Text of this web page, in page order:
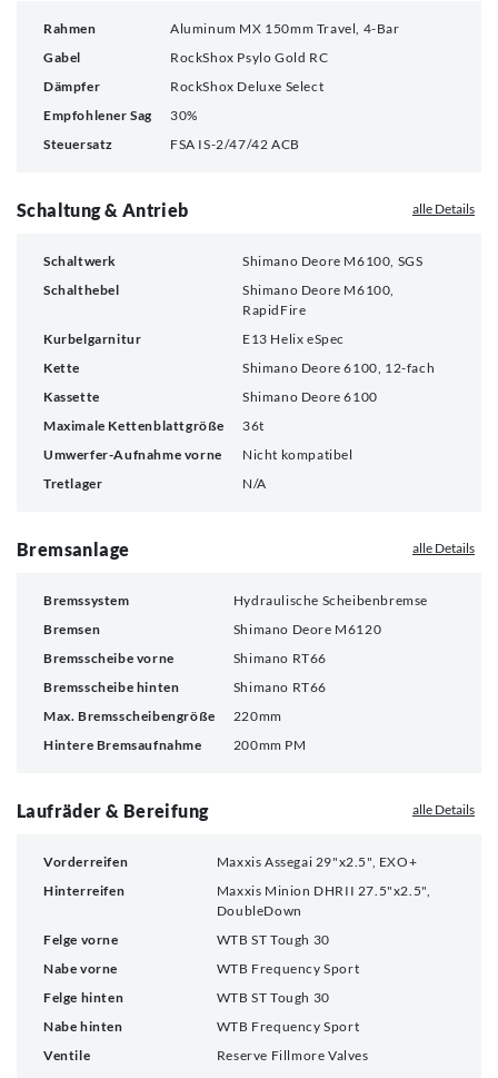
Rahmen
Aluminum MX 150mm Travel, 4-Bar
Gabel
RockShox Psylo Gold RC
Dämpfer
RockShox Deluxe Select
Empfohlener Sag
30%
Steuersatz
FSA IS-2/47/42 ACB
Schaltung & Antrieb alle Details
Schaltwerk
Shimano Deore M6100, SGS
Schalthebel
Shimano Deore M6100,
RapidFire
Kurbelgarnitur
E13 Helix eSpec
Kette
Shimano Deore 6100, 12-fach
Kassette
Shimano Deore 6100
Maximale Kettenblattgröße
36t
Umwerfer-Aufnahme vorne
Nicht kompatibel
Tretlager
N/A
Bremsanlage alle Details
Bremssystem
Hydraulische Scheibenbremse
Bremsen
Shimano Deore M6120
Bremsscheibe vorne
Shimano RT66
Bremsscheibe hinten
Shimano RT66
Max. Bremsscheibengröße
220mm
Hintere Bremsaufnahme
200mm PM
Laufräder & Bereifung alle Details
Vorderreifen
Maxxis Assegai 29"x2.5", EXO+
Hinterreifen
Maxxis Minion DHRII 27.5"x2.5",
DoubleDown
Felge vorne
WTB ST Tough 30
Nabe vorne
WTB Frequency Sport
Felge hinten
WTB ST Tough 30
Nabe hinten
WTB Frequency Sport
Ventile
Reserve Fillmore Valves